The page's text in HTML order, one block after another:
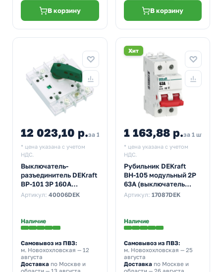
В корзину В корзину
12 023,10 р.за 1 шт
* цена указана с учетом
НДС.
Выключатель-
разъединитель DEKraft
ВР-101 3P 160A
трехфазный
Артикул: 40006DEK
Наличие
Самовывоз из ПВЗ:
м. Новохохловская — 12
августа
Доставка по Москве и
Хит
1 163,88 р.за 1 шт
* цена указана с учетом
НДС.
Рубильник DEKraft
ВН-105 модульный 2P
63А (выключатель
нагрузки)
Артикул: 17087DEK
Наличие
Самовывоз из ПВЗ:
м. Новохохловская — 25
августа
Доставкапо Москве и